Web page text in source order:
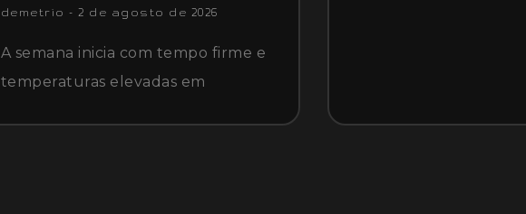
demetrio 2 de agosto de 2026
A semana inicia com tempo firme e
temperaturas elevadas em